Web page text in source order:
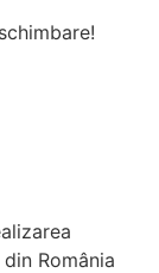
România